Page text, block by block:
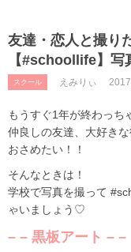
友達・恋人と撮り
【#schoollife】
スクール えみりぃ
もうすぐ1年が終わっち
仲良しの友達、大好き
おさめたい！！
そんなときは！
学校で写真を撮って
ゃいましょう♡
– – 黒板アート – –